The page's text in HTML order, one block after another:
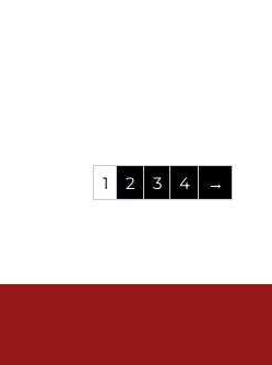
1 2 3 4 →